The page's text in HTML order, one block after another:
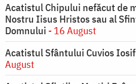
Acatistul Chipului nefăcut de
Nostru Iisus Hristos sau al
Domnului - 16 August
Acatistul Sfântului Cuvios
August